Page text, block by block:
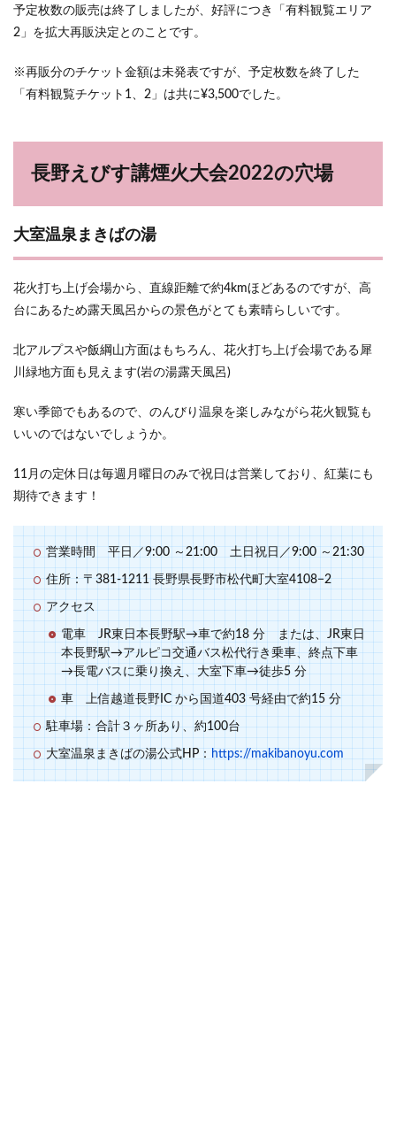
予定枚数の販売は終了しましたが、好評につき「有料観覧エリア
2」を拡大再販決定とのことです。
※再販分のチケット金額は未発表ですが、予定枚数を終了した
「有料観覧チケット1、2」は共に¥3,500でした。
長野えびす講煙火大会2022の穴場
大室温泉まきばの湯
花火打ち上げ会場から、直線距離で約4kmほどあるのですが、高
台にあるため露天風呂からの景色がとても素晴らしいです。
北アルプスや飯綱山方面はもちろん、花火打ち上げ会場である犀
川緑地方面も見えます(岩の湯露天風呂)
寒い季節でもあるので、のんびり温泉を楽しみながら花火観覧も
いいのではないでしょうか。
11月の定休日は毎週月曜日のみで祝日は営業しており、紅葉にも
期待できます！
営業時間 平日／9:00 ～21:00 土日祝日／9:00 ～21:30
住所：〒381-1211 長野県長野市松代町大室4108−2
アクセス
電車 JR東日本長野駅→車で約18 分 または、JR東日
本長野駅→アルピコ交通バス松代行き乗車、終点下車
→長電バスに乗り換え、大室下車→徒歩5 分
車 上信越道長野IC から国道403 号経由で約15 分
駐車場：合計３ヶ所あり、約100台
大室温泉まきばの湯公式HP： https://makibanoyu.com